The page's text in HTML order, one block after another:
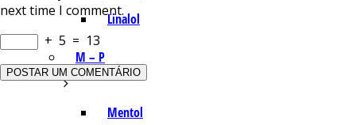
Linalol
M – P
Mentol
next time I comment.
+ 5 = 13